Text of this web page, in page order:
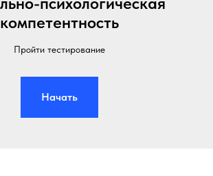
компетентность
Пройти тестирование
Начать